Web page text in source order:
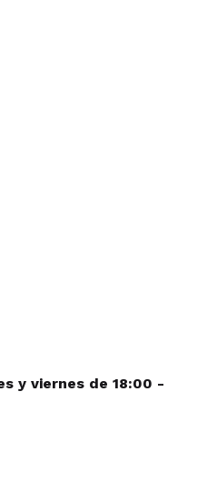
y viernes de 18:00 -